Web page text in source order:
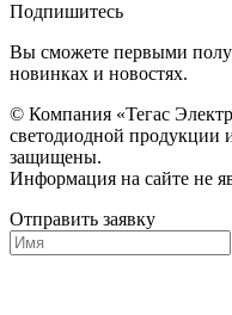
Подпишитесь
Вы сможете первыми
новинках и новостях.
© Компания «Тегас
светодиодной продукции
защищены.
Информация на сайте не
Отправить заявку